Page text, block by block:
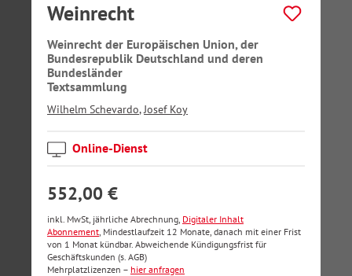
Weinrecht
Weinrecht der Europäischen Union, der
Bundesrepublik Deutschland und deren
Bundesländer
Textsammlung
Wilhelm Schevardo,Josef Koy
Online-Dienst
552,00 €
inkl. MwSt, jährliche Abrechnung, Digitaler Inhalt
Abonnement, Mindestlaufzeit 12 Monate, danach mit einer Frist
von 1 Monat kündbar. Abweichende Kündigungsfrist für
Geschäftskunden (s. AGB)
Mehrplatzlizenzen – hier anfragen